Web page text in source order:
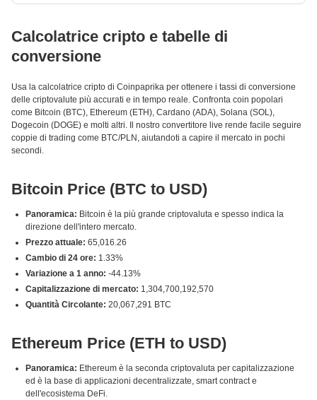
Calcolatrice cripto e tabelle di
conversione
Usa la calcolatrice cripto di Coinpaprika per ottenere i tassi di conversione
delle criptovalute più accurati e in tempo reale. Confronta coin popolari
come Bitcoin (BTC), Ethereum (ETH), Cardano (ADA), Solana (SOL),
Dogecoin (DOGE) e molti altri. Il nostro convertitore live rende facile seguire
coppie di trading come BTC/PLN, aiutandoti a capire il mercato in pochi
secondi.
Bitcoin Price (BTC to USD)
Panoramica: Bitcoin è la più grande criptovaluta e spesso indica la
direzione dell'intero mercato.
Prezzo attuale: 65,016.26
Cambio di 24 ore: 1.33%
Variazione a 1 anno: -44.13%
Capitalizzazione di mercato: 1,304,700,192,570
Quantità Circolante: 20,067,291 BTC
Ethereum Price (ETH to USD)
Panoramica: Ethereum è la seconda criptovaluta per capitalizzazione
ed è la base di applicazioni decentralizzate, smart contract e
dell'ecosistema DeFi.